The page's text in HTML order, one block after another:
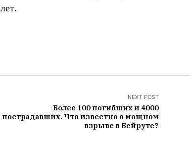
NEXT POST
Более 100 погибших и 4000
пострадавших. Что известно о мощном
взрыве в Бейруте?